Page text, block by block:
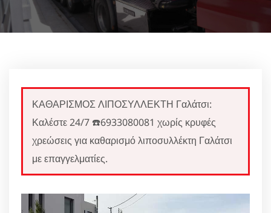
ΚΑΘΑΡΙΣΜΟΣ ΛΙΠΟΣΥΛΛΕΚΤΗ Γαλάτσι:
Καλέστε 24/7 ☎️6933080081 χωρίς κρυφές
χρεώσεις για καθαρισμό λιποσυλλέκτη Γαλάτσι
με επαγγελματίες.